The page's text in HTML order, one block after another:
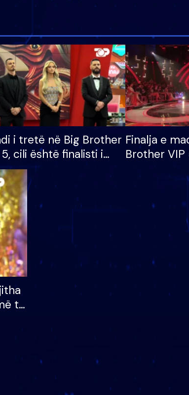
i tretë në Big Brother
cili është finalisti i
që lë shtëpinë
Finalja e
Brother VIP
banori i
dhe humb
të fituar
të